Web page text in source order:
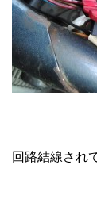
回路結線され